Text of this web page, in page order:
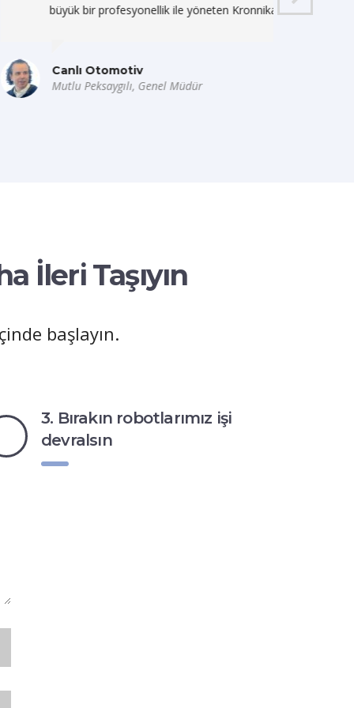
ile yöneten Kronnika ekibine minnettarız.
Müdür
İleri Taşıyın
başlayın.
3. Bırakın robotlarımız işi
devralsın